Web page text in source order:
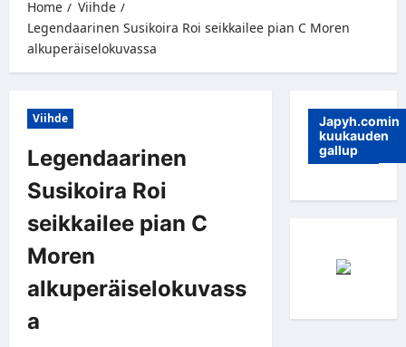
Home
Viihde
Legendaarinen Susikoira Roi seikkailee pian C Moren
alkuperäiselokuvassa
Viihde
Legendaarinen
Susikoira Roi
seikkailee pian C
Moren
alkuperäiselokuvass
a
Japyh.comin
kuukauden
gallup